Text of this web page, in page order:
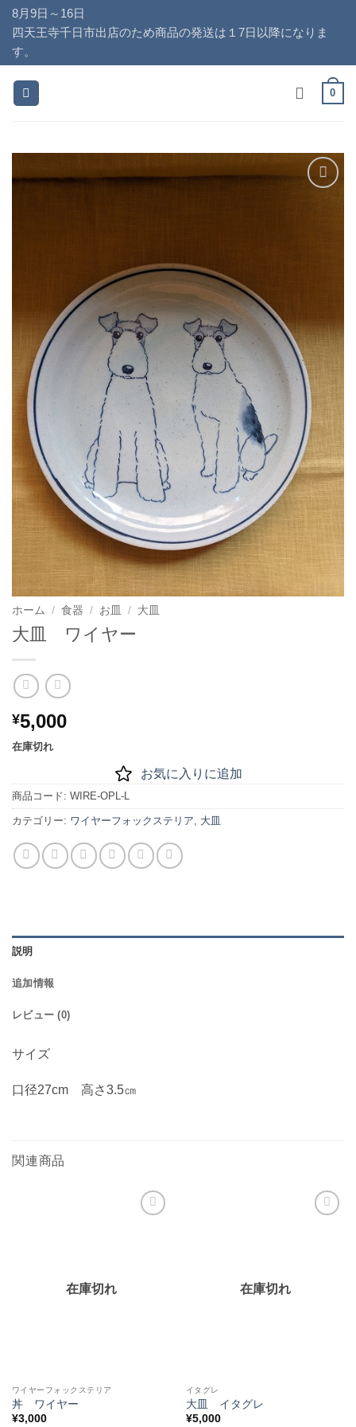
Skip
content
8月9日～16日
四天王寺千日市出店のため商品の発送は１7日以降になりま
す。
0
お気
りに
追加
ホーム / 食器 / お皿 / 大皿
大皿 ワイヤー
¥5,000
在庫切れ
お気に入りに追加
商品コード: WIRE-OPL-L
カテゴリー: ワイヤーフォックステリア 大皿
説明
追加情報
レビュー (0)
サイズ
口径27cm 高さ3.5㎝
関連商品
在庫切れ
ワイヤーフォックステリア
丼 ワイヤー
¥3,000
在庫切れ
イタグレ
大皿 イタグレ
¥5,000